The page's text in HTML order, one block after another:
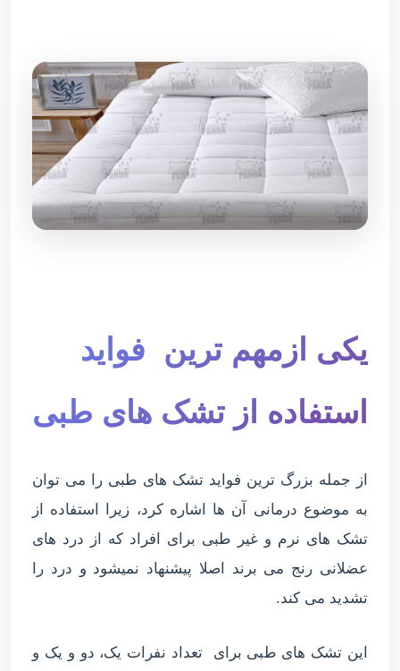
یکی ازمهم ترین فواید
استفاده از تشک های طبی
از جمله بزرگ ترین فواید تشک های طبی را می توان
به موضوع درمانی آن ها اشاره کرد، زیرا استفاده از
تشک های نرم و غیر طبی برای افراد که از درد های
عضلانی رنج می برند اصلا پیشنهاد نمیشود و درد را
تشدید می کند.
این تشک های طبی برای تعداد نفرات یک، دو و یک و